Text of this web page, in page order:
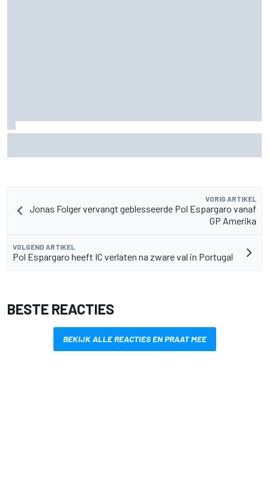
VORIG ARTIKEL
Jonas Folger vervangt geblesseerde Pol Espargaro vanaf
GP Amerika
VOLGEND ARTIKEL
Pol Espargaro heeft IC verlaten na zware val in Portugal
BESTE REACTIES
BEKIJK ALLE REACTIES EN PRAAT MEE